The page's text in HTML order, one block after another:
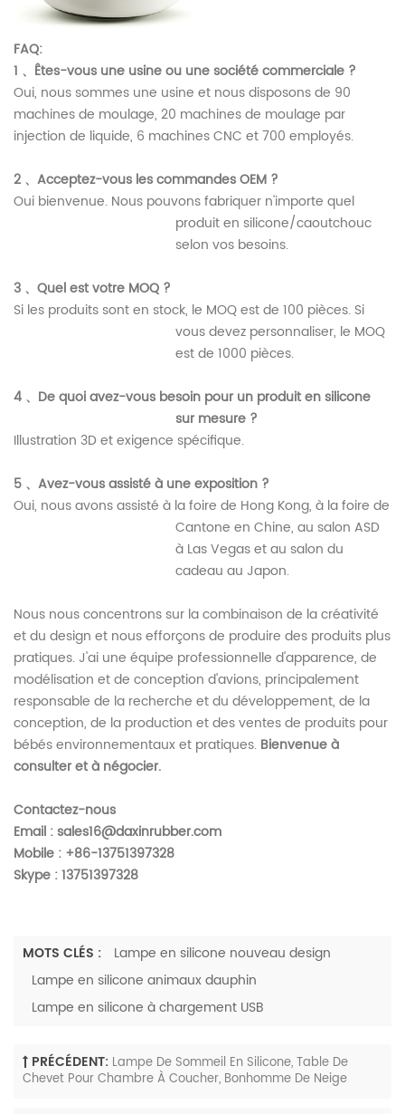
FAQ:
1 、 Êtes-vous une usine ou une société commerciale ?
Oui, nous sommes une usine et nous disposons de 90
machines de moulage, 20 machines de moulage par
injection de liquide, 6 machines CNC et 700 employés.
2 、 Acceptez-vous les commandes OEM ?
Oui bienvenue. Nous pouvons fabriquer n'importe quel
produit en silicone/caoutchouc
selon vos besoins.
3 、 Quel est votre MOQ ?
Si les produits sont en stock, le MOQ est de 100 pièces. Si
vous devez personnaliser, le MOQ
est de 1000 pièces.
4 、 De quoi avez-vous besoin pour un produit en silicone
sur mesure ?
Illustration 3D et exigence spécifique.
5 、 Avez-vous assisté à une exposition ?
Oui, nous avons assisté à la foire de Hong Kong, à la foire de
Cantone en Chine, au salon ASD
à Las Vegas et au salon du
cadeau au Japon.
Nous nous concentrons sur la combinaison de la créativité
et du design et nous efforçons de produire des produits plus
pratiques. J'ai une équipe professionnelle d'apparence, de
modélisation et de conception d'avions, principalement
responsable de la recherche et du développement, de la
conception, de la production et des ventes de produits pour
bébés environnementaux et pratiques. Bienvenue à
consulter et à négocier.
Contactez-nous
Email : sales16@daxinrubber.com
Mobile : +86-13751397328
Skype : 13751397328
MOTS CLÉS :
Lampe en silicone nouveau design
Lampe en silicone animaux dauphin
Lampe en silicone à chargement USB
PRÉCÉDENT: Lampe De Sommeil En Silicone, Table De
Chevet Pour Chambre À Coucher, Bonhomme De Neige